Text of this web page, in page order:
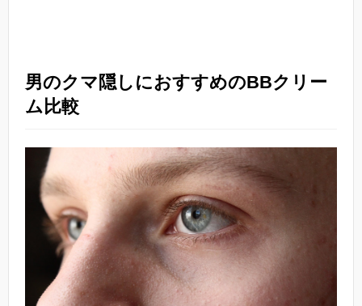
男のクマ隠しにおすすめのBBクリー
ム比較